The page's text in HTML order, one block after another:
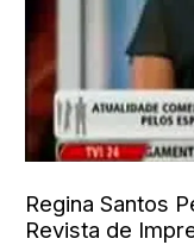
Regina Santos
Revista de